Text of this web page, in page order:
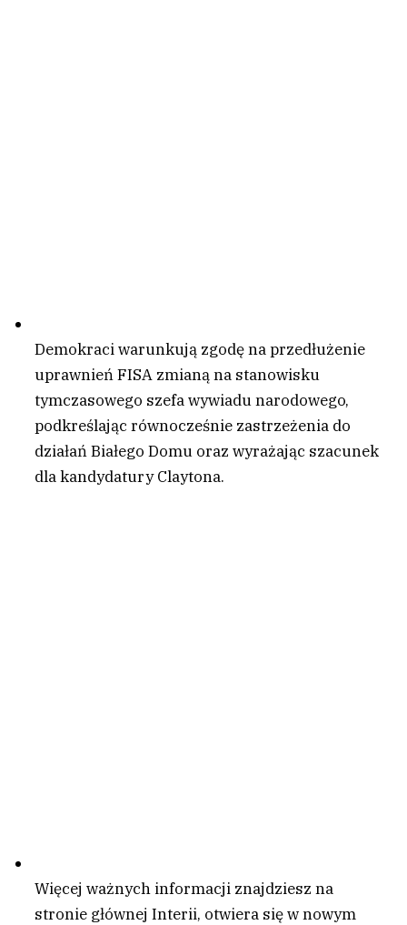
Demokraci warunkują zgodę na przedłużenie
uprawnień FISA zmianą na stanowisku
tymczasowego szefa wywiadu narodowego,
podkreślając równocześnie zastrzeżenia do
działań Białego Domu oraz wyrażając szacunek
dla kandydatury Claytona.
Więcej ważnych informacji znajdziesz na
stronie głównej Interii, otwiera się w nowym